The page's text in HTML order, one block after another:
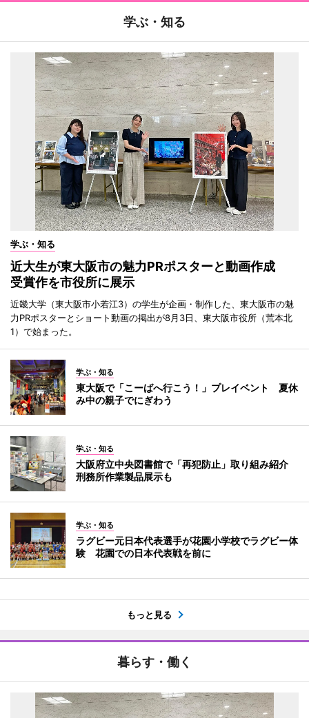
学ぶ・知る
学ぶ・知る
近大生が東大阪市の魅力PRポスターと動画作成
受賞作を市役所に展示
近畿大学（東大阪市小若江3）の学生が企画・制作した、東大阪市の魅
力PRポスターとショート動画の掲出が8月3日、東大阪市役所（荒本北
1）で始まった。
学ぶ・知る
東大阪で「こーばへ行こう！」プレイベント 夏休
み中の親子でにぎわう
学ぶ・知る
大阪府立中央図書館で「再犯防止」取り組み紹介
刑務所作業製品展示も
学ぶ・知る
ラグビー元日本代表選手が花園小学校でラグビー体
験 花園での日本代表戦を前に
もっと見る
暮らす・働く